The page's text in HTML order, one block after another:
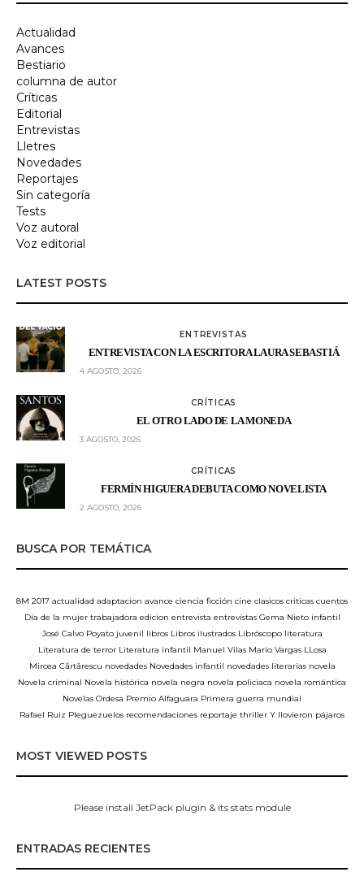
Actualidad
Avances
Bestiario
columna de autor
Críticas
Editorial
Entrevistas
Lletres
Novedades
Reportajes
Sin categoría
Tests
Voz autoral
Voz editorial
LATEST POSTS
ENTREVISTAS
ENTREVISTA CON LA ESCRITORA LAURA SEBASTIÁ
4 AGOSTO, 2026
CRÍTICAS
EL OTRO LADO DE LA MONEDA
3 AGOSTO, 2026
CRÍTICAS
FERMÍN HIGUERA DEBUTA COMO NOVELISTA
2 AGOSTO, 2026
BUSCA POR TEMÁTICA
8M 2017 actualidad adaptacion avance ciencia ficción cine clasicos criticas cuentos
Día de la mujer trabajadora edicion entrevista entrevistas Gema Nieto infantil
José Calvo Poyato juvenil libros Libros ilustrados Libróscopo literatura
Literatura de terror Literatura infantil Manuel Vilas Mario Vargas LLosa
Mircea Cărtărescu novedades Novedades infantil novedades literarias novela
Novela criminal Novela histórica novela negra novela policiaca novela romántica
Novelas Ordesa Premio Alfaguara Primera guerra mundial
Rafael Ruiz Pleguezuelos recomendaciones reportaje thriller Y llovieron pájaros
MOST VIEWED POSTS
Please install JetPack plugin & its stats module
ENTRADAS RECIENTES